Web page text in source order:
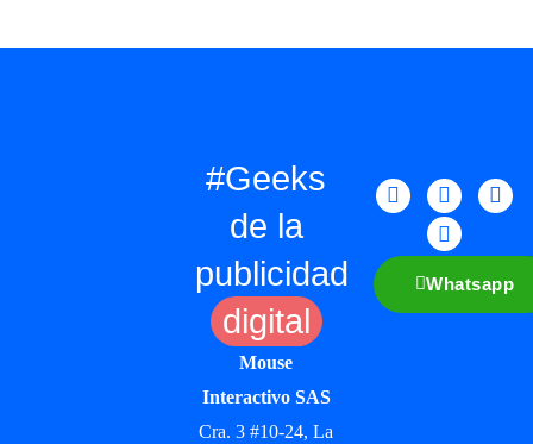
#Geeks
de la
publicidad
digital
Mouse
Interactivo SAS
Cra. 3 #10-24, La
Whatsapp